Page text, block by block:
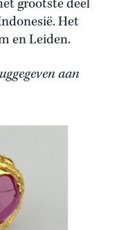
grootste deel
Het
en Leiden.
aan